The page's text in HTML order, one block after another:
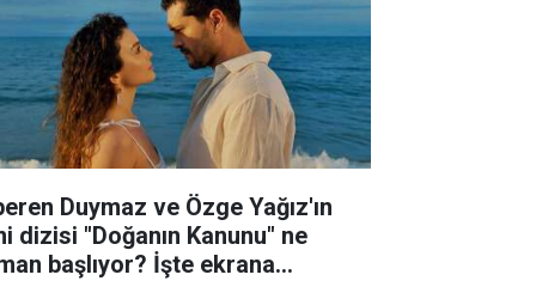
Duymaz ve Özge Yağız'ın
dizisi "Doğanın Kanunu" ne
başlıyor? İşte ekrana